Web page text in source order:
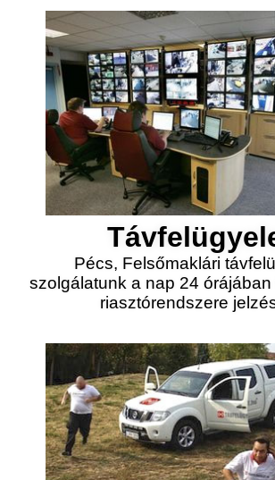
Pécs, Felsőmaklári
szolgálatunk a nap 24
riasztórendszere